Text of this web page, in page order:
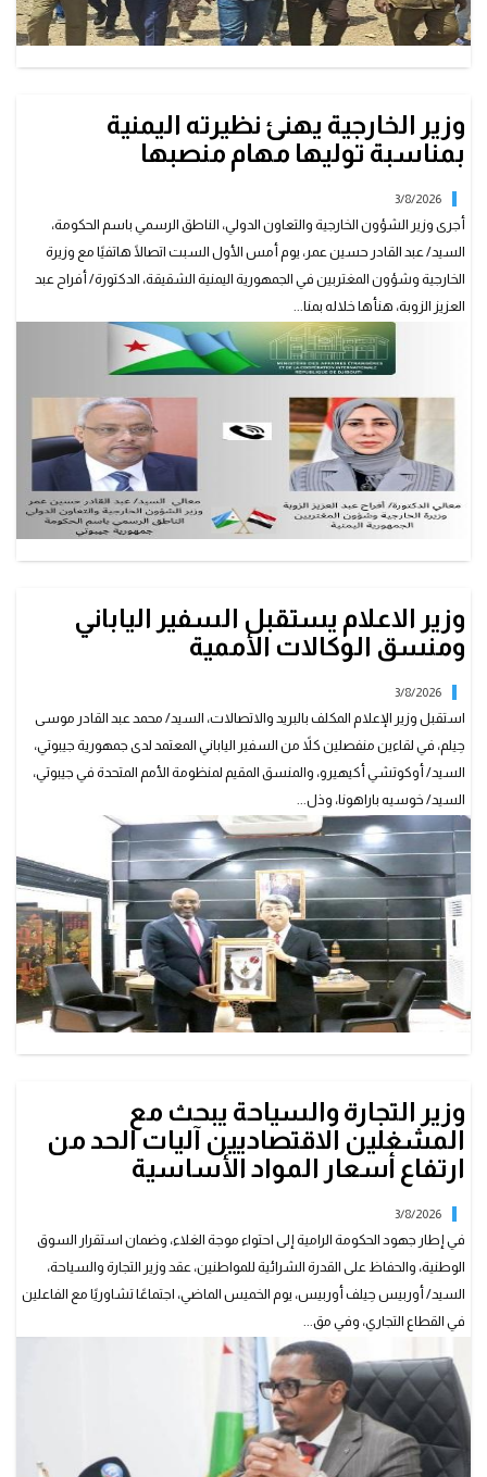
وزير الخارجية يهنئ نظيرته اليمنية
بمناسبة توليها مهام منصبها
3/8/2026
أجرى وزير الشؤون الخارجية والتعاون الدولي، الناطق الرسمي باسم الحكومة،
السيد/ عبد القادر حسين عمر، يوم أمس الأول السبت اتصالًا هاتفيًا مع وزيرة
الخارجية وشؤون المغتربين في الجمهورية اليمنية الشقيقة، الدكتورة/ أفراح عبد
العزيز الزوبة، هنأها خلاله بمنا...
وزير الاعلام يستقبل السفير الياباني
ومنسق الوكالات الأممية
3/8/2026
استقبل وزير الإعلام المكلف بالبريد والاتصالات، السيد/ محمد عبد القادر موسى
حِيلم، في لقاءين منفصلين كلاً من السفير الياباني المعتمد لدى جمهورية جيبوتي،
السيد/ أوكوتشي أكيهيرو، والمنسق المقيم لمنظومة الأمم المتحدة في جيبوتي،
السيد/ خوسيه باراهونا، وذل...
وزير التجارة والسياحة يبحث مع
المشغلين الاقتصاديين آليات الحد من
ارتفاع أسعار المواد الأساسية
3/8/2026
في إطار جهود الحكومة الرامية إلى احتواء موجة الغلاء، وضمان استقرار السوق
الوطنية، والحفاظ على القدرة الشرائية للمواطنين، عقد وزير التجارة والسياحة،
السيد/ أوربيس حِيلف أوربيس، يوم الخميس الماضي، اجتماعًا تشاوريًا مع الفاعلين
في القطاع التجاري، وفي مق...